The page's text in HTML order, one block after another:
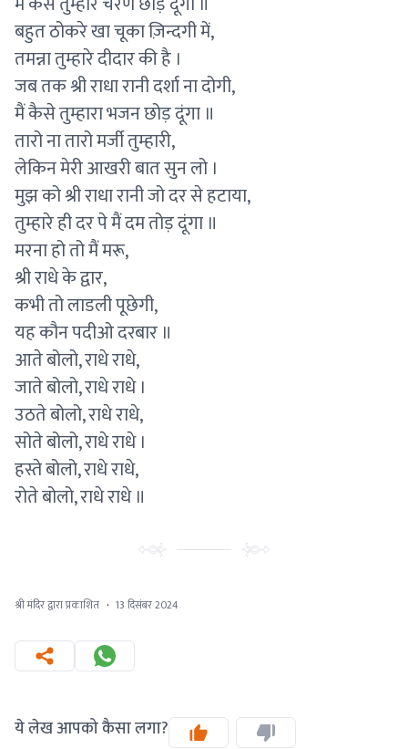
बहुत ठोकरे खा चूका ज़िन्दगी में,
तमन्ना तुम्हारे दीदार की है ।
जब तक श्री राधा रानी दर्शा ना दोगी,
मैं कैसे तुम्हारा भजन छोड़ दूंगा ॥
तारो ना तारो मर्जी तुम्हारी,
लेकिन मेरी आखरी बात सुन लो ।
मुझ को श्री राधा रानी जो दर से हटाया,
तुम्हारे ही दर पे मैं दम तोड़ दूंगा ॥
मरना हो तो मैं मरू,
श्री राधे के द्वार,
कभी तो लाडली पूछेगी,
यह कौन पदीओ दरबार ॥
आते बोलो, राधे राधे,
जाते बोलो, राधे राधे ।
उठते बोलो, राधे राधे,
सोते बोलो, राधे राधे ।
हस्ते बोलो, राधे राधे,
रोते बोलो, राधे राधे ॥
श्री मंदिर द्वारा प्रकाशित · 13 दिसंबर 2024
ये लेख आपको कैसा लगा?